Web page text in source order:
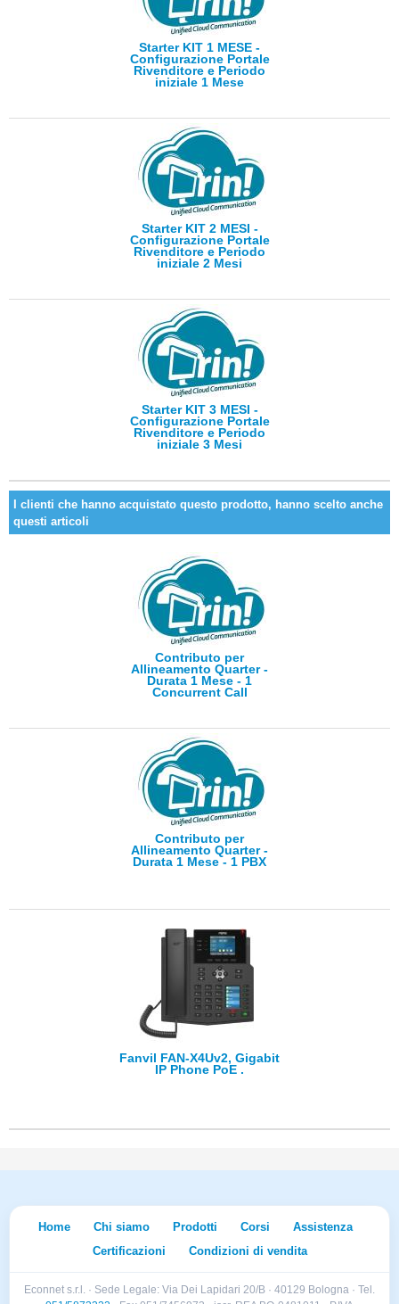
Starter KIT 1 MESE -
Configurazione Portale
Rivenditore e Periodo
iniziale 1 Mese
Starter KIT 2 MESI -
Configurazione Portale
Rivenditore e Periodo
iniziale 2 Mesi
Starter KIT 3 MESI -
Configurazione Portale
Rivenditore e Periodo
iniziale 3 Mesi
I clienti che hanno acquistato questo prodotto, hanno scelto anche
questi articoli
Contributo per
Allineamento Quarter -
Durata 1 Mese - 1
Concurrent Call
Contributo per
Allineamento Quarter -
Durata 1 Mese - 1 PBX
Fanvil FAN-X4Uv2, Gigabit
IP Phone PoE .
Home Chi siamo Prodotti Corsi
Assistenza
Certificazioni
Condizioni di vendita
Econnet s.r.l. · Sede Legale: Via Dei Lapidari 20/B · 40129 Bologna · Tel.